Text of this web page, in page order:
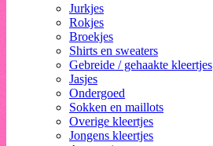
Jurkjes
Rokjes
Broekjes
Shirts en sweaters
Gebreide / gehaakte kleertjes
Jasjes
Ondergoed
Sokken en maillots
Overige kleertjes
Jongens kleertjes